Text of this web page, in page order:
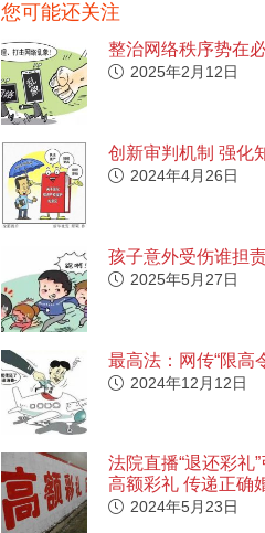
您可能还关注
整治网络秩序势在
2025年2月12日
创新审判机制 强化
2024年4月26日
孩子意外受伤谁担
2025年5月27日
最高法：网传“限高
2024年12月12日
法院直播“退还彩礼
高额彩礼 传递正确
2024年5月23日